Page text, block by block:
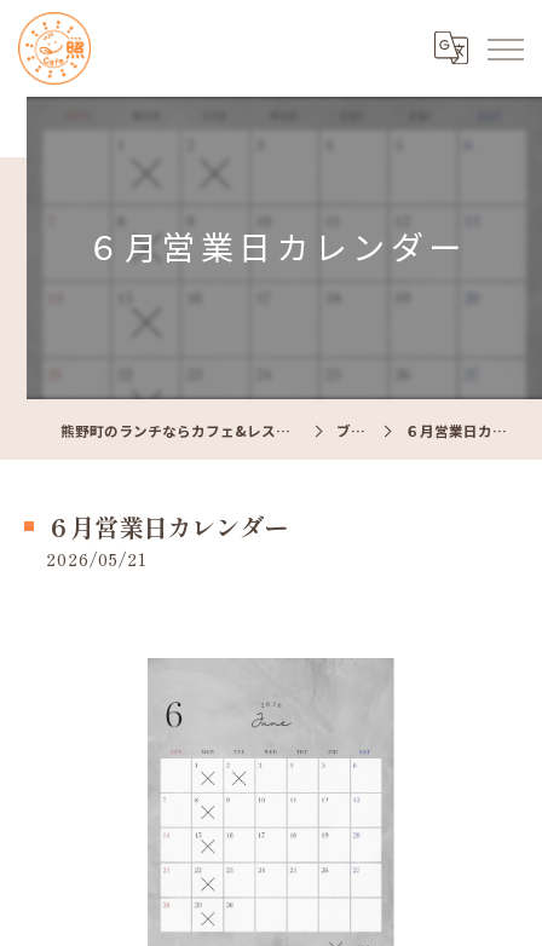
６月営業日カレンダー
熊野町のランチならカフェ&レストラン Cafe照 ブログ ６月営業日カレンダー
６月営業日カレンダー
2026/05/21